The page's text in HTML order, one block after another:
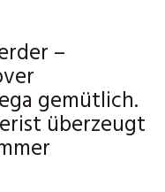
–
gemütlich.
überzeugt